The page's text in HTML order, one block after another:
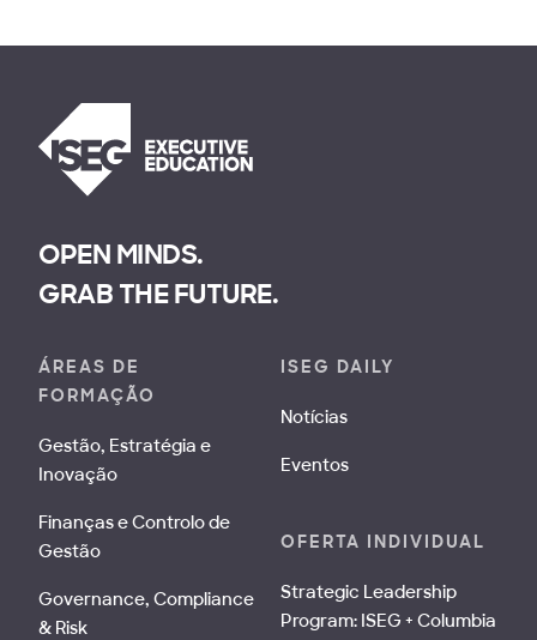
OPEN MINDS.
GRAB THE FUTURE.
ÁREAS DE
FORMAÇÃO
Gestão, Estratégia e
Inovação
Finanças e Controlo de
Gestão
Governance, Compliance
& Risk
ISEG DAILY
Notícias
Eventos
OFERTA INDIVIDUAL
Strategic Leadership
Program: ISEG + Columbia